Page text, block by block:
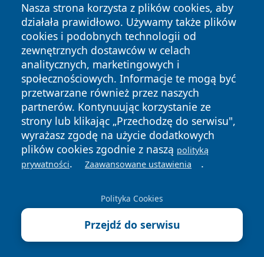
Nasza strona korzysta z plików cookies, aby
działała prawidłowo. Używamy także plików
cookies i podobnych technologii od
zewnętrznych dostawców w celach
analitycznych, marketingowych i
społecznościowych. Informacje te mogą być
przetwarzane również przez naszych
partnerów. Kontynuując korzystanie ze
strony lub klikając „Przechodzę do serwisu",
wyrażasz zgodę na użycie dodatkowych
plików cookies zgodnie z naszą polityką
prywatności. Zaawansowane ustawienia .
Polityka Cookies
Przejdź do serwisu
Copyright © 2026 faktyopole.pl Wszystkie prawa zastrzeżone.
News Autorzy
Polityka
Prywatności
Polityka
Cookies